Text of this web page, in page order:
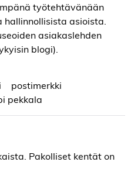
työtehtävänään
asioista.
asiakaslehden
blogi).
postimerkki
pekkala
Pakolliset kentät on